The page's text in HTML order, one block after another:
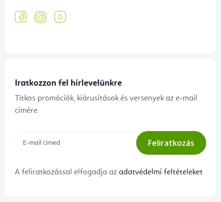
Iratkozzon fel hírlevelünkre
Titkos promóciók, kiárusítások és versenyek az e-mail
címére
Feliratkozás
A feliratkozással elfogadja az adatvédelmi feltételeket